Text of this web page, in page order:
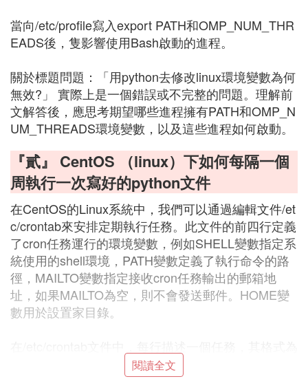
當向/etc/profile寫入export PATH和OMP_NUM_THR
EADS後，隻影響使用Bash啟動的進程。
關於標題問題：「用python去修改linux環境變數為何
無效?」 實際上是一個錯誤或不完整的問題。理解前
文解答後，應思考期望哪些進程擁有PATH和OMP_N
UM_THREADS環境變數，以及這些進程如何啟動。
『貳』 CentOS （linux）下如何每隔一個
周執行一次寫好的python文件
在CentOS的Linux系統中，我們可以通過編輯文件/et
c/crontab來安排定期執行任務。此文件的前四行定義
了cron任務運行的環境變數，例如SHELL變數指定系
統使用的shell環境，PATH變數定義了執行命令的路
徑，MAILTO變數指定接收cron任務輸出的郵箱地
址，如果MAILTO為空，則不會發送郵件。HOME變
數用於設置家目錄。
分鍾、小時、日期、月份、星期、命令。例如，要每
兩周執行一次任務，可以在crontab中設置如下行：0
閱讀全文